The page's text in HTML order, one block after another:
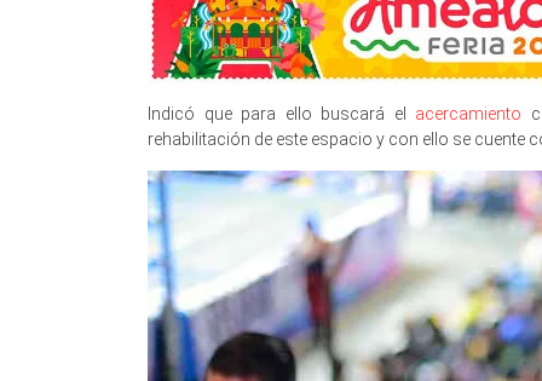
Indicó que para ello buscará el acercamiento
rehabilitación de este espacio y con ello se cuente